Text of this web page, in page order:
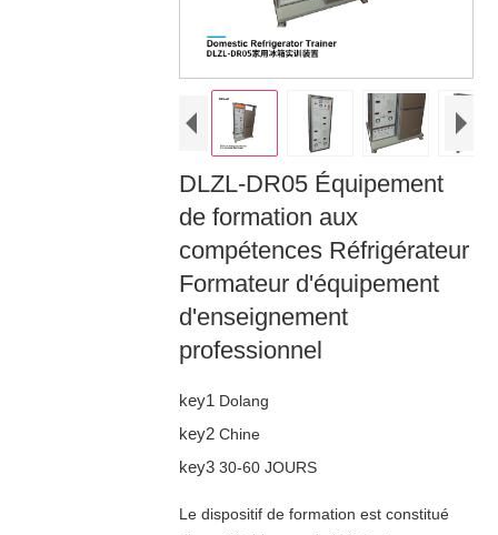
DLZL-DR05 Équipement
de formation aux
compétences Réfrigérateur
Formateur d'équipement
d'enseignement
professionnel
key1 Dolang
key2 Chine
key3 30-60 JOURS
Le dispositif de formation est constitué